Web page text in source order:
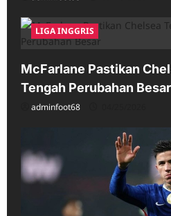
LIGA INGGRIS
McFarlane Pastikan
Tengah Perubahan Besar
adminfoot68